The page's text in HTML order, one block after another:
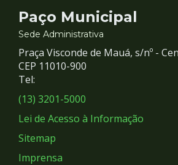
Contato
e
Redes
Sociais
Paço Municipal
Sede Administrativa
Praça Visconde de Mauá, s/nº -
CEP 11010-900
Tel:
(13) 3201-5000
Lei de Acesso à Informação
Sitemap
Imprensa